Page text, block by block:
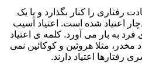
رفتاری را کنار بگذارد و یا یک
اعتیاد شده است. اعتیاد آسیب
به بار می آورد. کلمه ی اعتیاد
مثلا هروئین و کوکائین نمی
رفتارها اعتیاد دارند.